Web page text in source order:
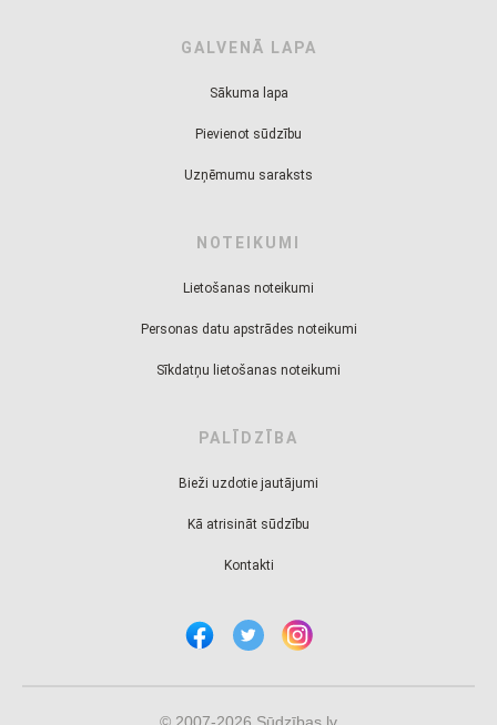
GALVENĀ LAPA
Sākuma lapa
Pievienot sūdzību
Uzņēmumu saraksts
NOTEIKUMI
Lietošanas noteikumi
Personas datu apstrādes noteikumi
Sīkdatņu lietošanas noteikumi
PALĪDZĪBA
Bieži uzdotie jautājumi
Kā atrisināt sūdzību
Kontakti
© 2007-2026 Sūdzības.lv